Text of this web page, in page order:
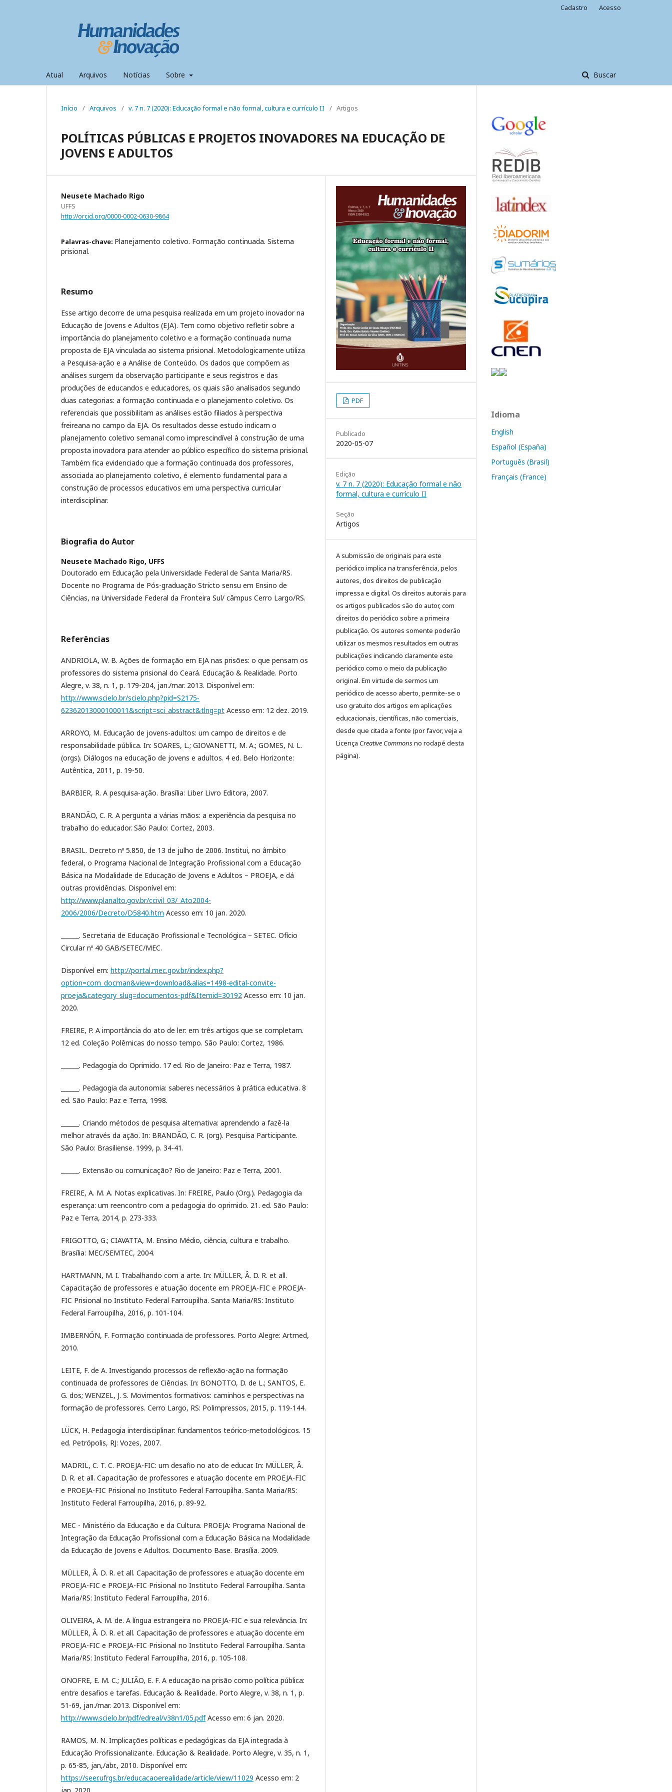
Atual Arquivos Notícias Sobre Buscar
Cadastro Acesso
Início / Arquivos / v. 7 n. 7 (2020): Educação formal e não formal, cultura e currículo II / Artigos
POLÍTICAS PÚBLICAS E PROJETOS INOVADORES NA EDUCAÇÃO DE
JOVENS E ADULTOS
Neusete Machado Rigo
UFFS
http://orcid.org/0000-0002-0630-9864
Palavras-chave: Planejamento coletivo. Formação continuada. Sistema
prisional.
Resumo
Esse artigo decorre de uma pesquisa realizada em um projeto inovador na
Educação de Jovens e Adultos (EJA). Tem como objetivo refletir sobre a
importância do planejamento coletivo e a formação continuada numa
proposta de EJA vinculada ao sistema prisional. Metodologicamente utiliza
a Pesquisa-ação e a Análise de Conteúdo. Os dados que compõem as
análises surgem da observação participante e seus registros e das
produções de educandos e educadores, os quais são analisados segundo
duas categorias: a formação continuada e o planejamento coletivo. Os
referenciais que possibilitam as análises estão filiados à perspectiva
freireana no campo da EJA. Os resultados desse estudo indicam o
planejamento coletivo semanal como imprescindível à construção de uma
proposta inovadora para atender ao público específico do sistema prisional.
Também fica evidenciado que a formação continuada dos professores,
associada ao planejamento coletivo, é elemento fundamental para a
construção de processos educativos em uma perspectiva curricular
interdisciplinar.
Biografia do Autor
Neusete Machado Rigo, UFFS
Doutorado em Educação pela Universidade Federal de Santa Maria/RS.
Docente no Programa de Pós-graduação Stricto sensu em Ensino de
Ciências, na Universidade Federal da Fronteira Sul/ câmpus Cerro Largo/RS.
Referências
ANDRIOLA, W. B. Ações de formação em EJA nas prisões: o que pensam os
professores do sistema prisional do Ceará. Educação & Realidade. Porto
Alegre, v. 38, n. 1, p. 179-204, jan./mar. 2013. Disponível em:
http://www.scielo.br/scielo.php?pid=S2175-
62362013000100011&script=sci_abstract&tlng=pt Acesso em: 12 dez. 2019.
ARROYO, M. Educação de jovens-adultos: um campo de direitos e de
responsabilidade pública. In: SOARES, L.; GIOVANETTI, M. A.; GOMES, N. L.
(orgs). Diálogos na educação de jovens e adultos. 4 ed. Belo Horizonte:
Autêntica, 2011, p. 19-50.
BARBIER, R. A pesquisa-ação. Brasília: Liber Livro Editora, 2007.
BRANDÃO, C. R. A pergunta a várias mãos: a experiência da pesquisa no
trabalho do educador. São Paulo: Cortez, 2003.
BRASIL. Decreto nº 5.850, de 13 de julho de 2006. Institui, no âmbito
federal, o Programa Nacional de Integração Profissional com a Educação
Básica na Modalidade de Educação de Jovens e Adultos – PROEJA, e dá
outras providências. Disponível em:
http://www.planalto.gov.br/ccivil_03/_Ato2004-
2006/2006/Decreto/D5840.htm Acesso em: 10 jan. 2020.
______. Secretaria de Educação Profissional e Tecnológica – SETEC. Ofício
Circular nº 40 GAB/SETEC/MEC.
Disponível em: http://portal.mec.gov.br/index.php?
option=com_docman&view=download&alias=1498-edital-convite-
proeja&category_slug=documentos-pdf&Itemid=30192 Acesso em: 10 jan.
2020.
FREIRE, P. A importância do ato de ler: em três artigos que se completam.
12 ed. Coleção Polêmicas do nosso tempo. São Paulo: Cortez, 1986.
______. Pedagogia do Oprimido. 17 ed. Rio de Janeiro: Paz e Terra, 1987.
______. Pedagogia da autonomia: saberes necessários à prática educativa. 8
ed. São Paulo: Paz e Terra, 1998.
______. Criando métodos de pesquisa alternativa: aprendendo a fazê-la
melhor através da ação. In: BRANDÃO, C. R. (org). Pesquisa Participante.
São Paulo: Brasiliense. 1999, p. 34-41.
______. Extensão ou comunicação? Rio de Janeiro: Paz e Terra, 2001.
FREIRE, A. M. A. Notas explicativas. In: FREIRE, Paulo (Org.). Pedagogia da
esperança: um reencontro com a pedagogia do oprimido. 21. ed. São Paulo:
Paz e Terra, 2014, p. 273-333.
FRIGOTTO, G.; CIAVATTA, M. Ensino Médio, ciência, cultura e trabalho.
Brasília: MEC/SEMTEC, 2004.
HARTMANN, M. I. Trabalhando com a arte. In: MÜLLER, Â. D. R. et all.
Capacitação de professores e atuação docente em PROEJA-FIC e PROEJA-
FIC Prisional no Instituto Federal Farroupilha. Santa Maria/RS: Instituto
Federal Farroupilha, 2016, p. 101-104.
IMBERNÓN, F. Formação continuada de professores. Porto Alegre: Artmed,
2010.
LEITE, F. de A. Investigando processos de reflexão-ação na formação
continuada de professores de Ciências. In: BONOTTO, D. de L.; SANTOS, E.
G. dos; WENZEL, J. S. Movimentos formativos: caminhos e perspectivas na
formação de professores. Cerro Largo, RS: Polimpressos, 2015, p. 119-144.
LÜCK, H. Pedagogia interdisciplinar: fundamentos teórico-metodológicos. 15
ed. Petrópolis, RJ: Vozes, 2007.
MADRIL, C. T. C. PROEJA-FIC: um desafio no ato de educar. In: MÜLLER, Â.
D. R. et all. Capacitação de professores e atuação docente em PROEJA-FIC
e PROEJA-FIC Prisional no Instituto Federal Farroupilha. Santa Maria/RS:
Instituto Federal Farroupilha, 2016, p. 89-92.
MEC - Ministério da Educação e da Cultura. PROEJA: Programa Nacional de
Integração da Educação Profissional com a Educação Básica na Modalidade
da Educação de Jovens e Adultos. Documento Base. Brasília. 2009.
MÜLLER, Â. D. R. et all. Capacitação de professores e atuação docente em
PROEJA-FIC e PROEJA-FIC Prisional no Instituto Federal Farroupilha. Santa
Maria/RS: Instituto Federal Farroupilha, 2016.
OLIVEIRA, A. M. de. A língua estrangeira no PROEJA-FIC e sua relevância. In:
MÜLLER, Â. D. R. et all. Capacitação de professores e atuação docente em
PROEJA-FIC e PROEJA-FIC Prisional no Instituto Federal Farroupilha. Santa
Maria/RS: Instituto Federal Farroupilha, 2016, p. 105-108.
ONOFRE, E. M. C.; JULIÃO, E. F. A educação na prisão como política pública:
entre desafios e tarefas. Educação & Realidade. Porto Alegre, v. 38, n. 1, p.
51-69, jan./mar. 2013. Disponível em:
http://www.scielo.br/pdf/edreal/v38n1/05.pdfAcesso em: 6 jan. 2020.
RAMOS, M. N. Implicações políticas e pedagógicas da EJA integrada à
Educação Profissionalizante. Educação & Realidade. Porto Alegre, v. 35, n. 1,
p. 65-85, jan,/abr., 2010. Disponível em:
https://seer.ufrgs.br/educacaoerealidade/article/view/11029 Acesso em: 2
PDF
Publicado
2020-05-07
Edição
v. 7 n. 7 (2020): Educação formal e não
formal, cultura e currículo II
Seção
Artigos
A submissão de originais para este
periódico implica na transferência, pelos
autores, dos direitos de publicação
impressa e digital. Os direitos autorais para
os artigos publicados são do autor, com
direitos do periódico sobre a primeira
publicação. Os autores somente poderão
utilizar os mesmos resultados em outras
publicações indicando claramente este
periódico como o meio da publicação
original. Em virtude de sermos um
periódico de acesso aberto, permite-se o
uso gratuito dos artigos em aplicações
educacionais, científicas, não comerciais,
desde que citada a fonte (por favor, veja a
Licença Creative Commonsno rodapé desta
página).
Idioma
English
Español (España)
Português (Brasil)
Français (France)